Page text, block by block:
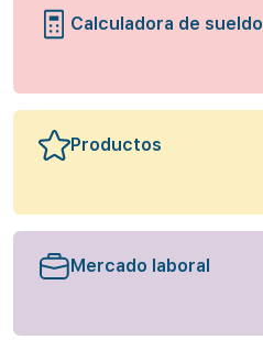
Calculadora de sueldo
Productos
Mercado laboral